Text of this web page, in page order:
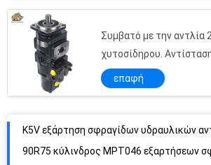
Συμβατό με την αντλία
χυτοσίδηρου.
μακρά διάρκεια ζωής,
μειωμένα κόστη.
επαφή
K5V εξάρτηση σφραγίδων υδραυλικών